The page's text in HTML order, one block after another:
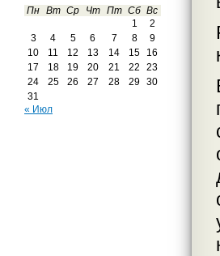
Пн Вт Ср Чт Пт Сб Вс
1
2
3
4 5 6 7 8
9
10
11 12 13 14 15
16
17
18 19 20 21 22
23
24
25 26 27 28 29
30
31
« Июл